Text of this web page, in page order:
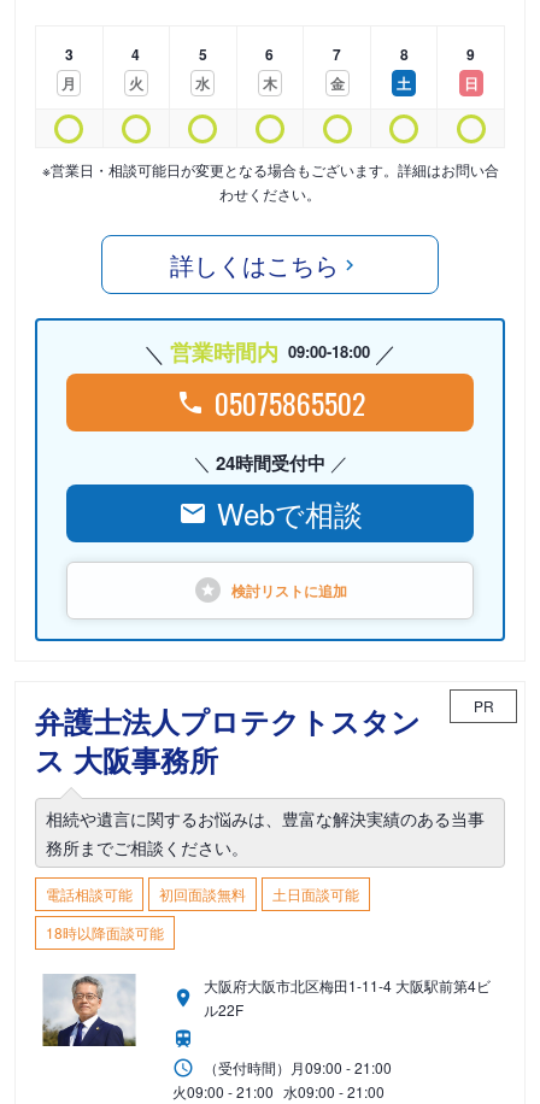
3
月
4
火
5
水
6
木
7
金
8
土
9
日
※営業日・相談可能日が変更となる場合もございます。詳細はお問い合
わせください。
詳しくはこちら
営業時間内 09:00-18:00
05075865502
24時間受付中
Webで相談
検討リストに追加
弁護士法人プロテクトスタン
ス 大阪事務所
PR
相続や遺言に関するお悩みは、豊富な解決実績のある当事
務所までご相談ください。
電話相談可能 初回面談無料
土日面談可能
18時以降面談可能
大阪府大阪市北区梅田1-11-4 大阪駅前第4ビ
ル22F
（受付時間） 月09:00 - 21:00
火09:00 - 21:00 水09:00 - 21:00